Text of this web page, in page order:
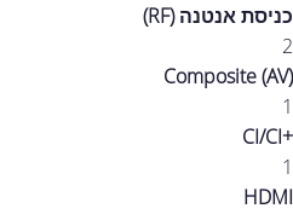
כניסת אנטנה (RF)
2
Composite (AV)
1
+CI/CI
1
HDMI